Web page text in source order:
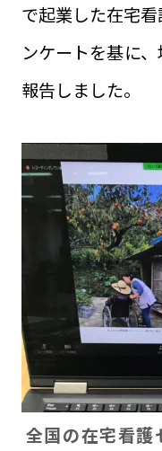
で起業した在宅
ンケートを基に
報告しました。
全国の在宅看護